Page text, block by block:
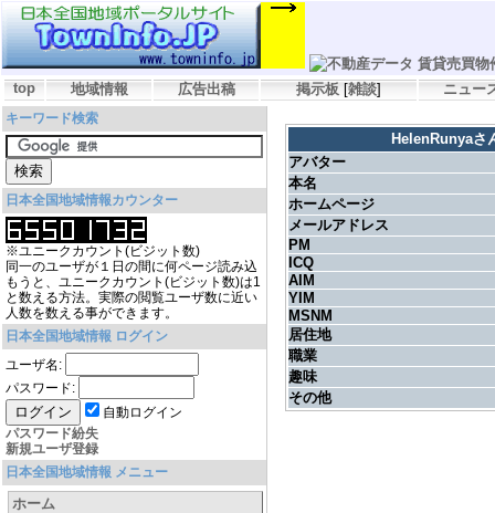
top 地域情報 広告出稿 掲示板 [雑談] ニュー
キーワード検索
日本全国地域情報カウンター
※ユニークカウント(ビジット数)
同一のユーザが１日の間に何ページ読み込
もうと、ユニークカウント(ビジット数)は1
と数える方法。実際の閲覧ユーザ数に近い
人数を数える事ができます。
日本全国地域情報 ログイン
ユーザ名:
パスワード:
自動ログイン
パスワード紛失
新規ユーザ登録
日本全国地域情報 メニュー
ホーム
HelenRunyaさ
アバター
本名
ホームページ
メールアドレス
PM
ICQ
AIM
YIM
MSNM
居住地
職業
趣味
その他